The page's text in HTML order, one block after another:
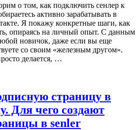
о том, как подключить сенлер к
активно зарабатывать в
Я покажу конкретные шаги, как
опираясь на личный опыт. С данным
новичок, даже если вы еще
со своим «железным другом».
делается, …
страницу в
Для чего создают
в senler